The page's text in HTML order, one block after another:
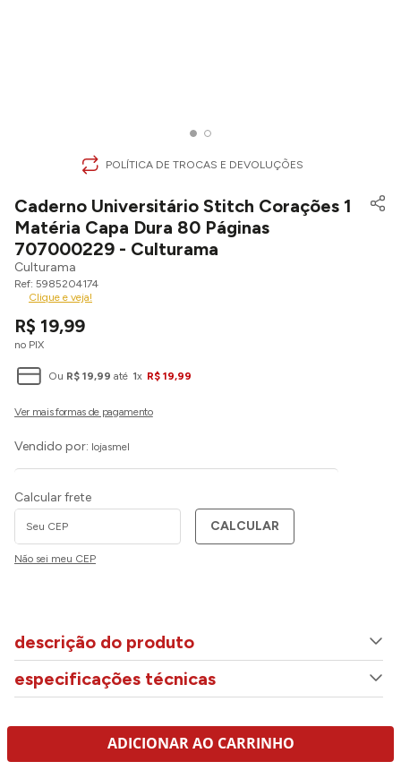
POLÍTICA DE TROCAS E DEVOLUÇÕES
Caderno Universitário Stitch Corações 1
Matéria Capa Dura 80 Páginas
707000229 - Culturama
Culturama
5985204174
Clique e veja!
R$ 19,99
no PIX
Ou R$ 19,99 até 1x R$ 19,99
Vendido por: lojasmel
Calcular frete
CALCULAR
Não sei meu CEP
descrição do produto
especificações técnicas
ADICIONAR AO CARRINHO